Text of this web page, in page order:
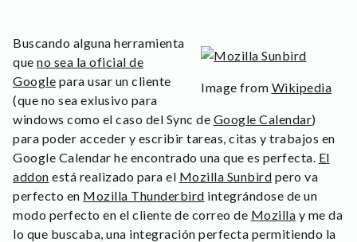
Image from Wikipedia
Buscando alguna herramienta
que no sea la oficial de
Google para usar un cliente
(que no sea exlusivo para
windows como el caso del Sync de Google Calendar)
para poder acceder y escribir tareas, citas y trabajos en
Google Calendar he encontrado una que es perfecta. El
addon está realizado para el Mozilla Sunbird pero va
perfecto en Mozilla Thunderbird integrándose de un
modo perfecto en el cliente de correo de Mozilla y me da
lo que buscaba, una integración perfecta permitiendo la